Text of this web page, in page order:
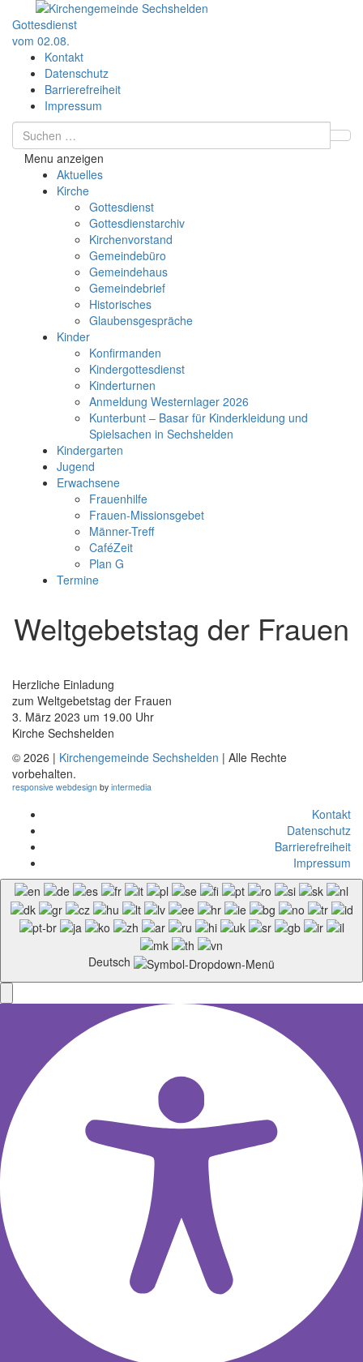
Gottesdienst
vom 02.08.
Kontakt
Datenschutz
Barrierefreiheit
Impressum
Menu anzeigen
Aktuelles
Kirche
Gottesdienst
Gottesdienstarchiv
Kirchenvorstand
Gemeindebüro
Gemeindehaus
Gemeindebrief
Historisches
Glaubensgespräche
Kinder
Konfirmanden
Kindergottesdienst
Kinderturnen
Anmeldung Westernlager 2026
Kunterbunt – Basar für Kinderkleidung und
Spielsachen in Sechshelden
Kindergarten
Jugend
Erwachsene
Frauenhilfe
Frauen-Missionsgebet
Männer-Treff
CaféZeit
Plan G
Termine
Weltgebetstag der Frauen
Herzliche Einladung
zum Weltgebetstag der Frauen
3. März 2023 um 19.00 Uhr
Kirche Sechshelden
© 2026 | Kirchengemeinde Sechshelden | Alle Rechte
vorbehalten.
responsive webdesign by intermedia
Kontakt
Datenschutz
Barrierefreiheit
Impressum
Deutsch